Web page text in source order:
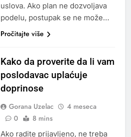
uslova. Ako plan ne dozvoljava
podelu, postupak se ne može…
Pročitajte više
Kako da proverite da li vam
poslodavac uplaćuje
doprinose
Gorana Uzelac
4 meseca
0
8 mins
Ako radite prijavljeno, ne treba